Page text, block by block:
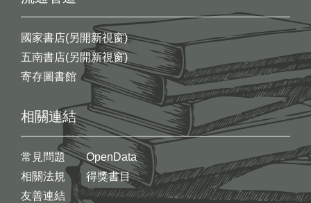
國家書店(另開新視窗)
五南書店(另開新視窗)
寄存圖書館
相關連結
常見問題
相關法規
友善連結
OpenData
得獎書目